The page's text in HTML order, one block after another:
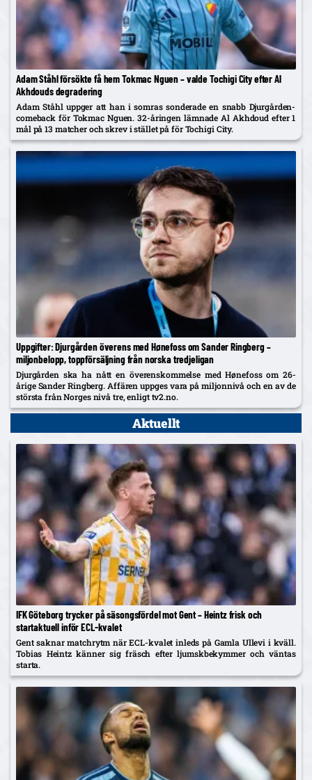
Adam Ståhl försökte få hem Tokmac Nguen – valde Tochigi City efter Al
Akhdouds degradering
Adam Ståhl uppger att han i somras sonderade en snabb Djurgården-
comeback för Tokmac Nguen. 32-åringen lämnade Al Akhdoud efter 1
mål på 13 matcher och skrev i stället på för Tochigi City.
Uppgifter: Djurgården överens med Hønefoss om Sander Ringberg –
miljonbelopp, toppförsäljning från norska tredjeligan
Djurgården ska ha nått en överenskommelse med Hønefoss om 26-
årige Sander Ringberg. Affären uppges vara på miljonnivå och en av de
största från Norges nivå tre, enligt tv2.no.
Aktuellt
IFK Göteborg trycker på säsongsfördel mot Gent – Heintz frisk och
startaktuell inför ECL-kvalet
Gent saknar matchrytm när ECL-kvalet inleds på Gamla Ullevi i kväll.
Tobias Heintz känner sig fräsch efter ljumskbekymmer och väntas
starta.